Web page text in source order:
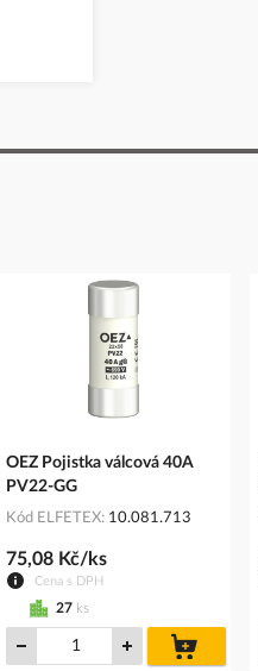
OEZ Pojistka válcová 40A
PV22-GG
Kód ELFETEX 10.081.713
Cena s DPH
75,08 Kč/ks
27 ks
košíku